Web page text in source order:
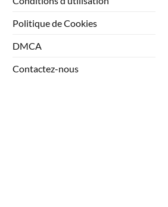
Politique de Cookies
DMCA
Contactez-nous